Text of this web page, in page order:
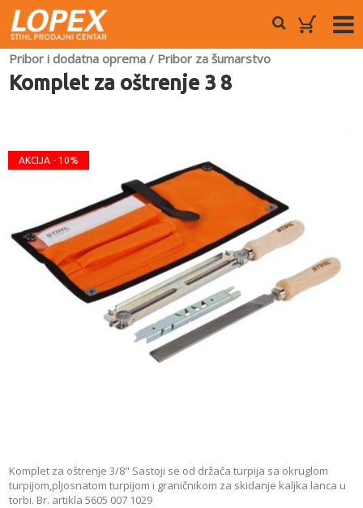
Pribor i dodatna oprema / Pribor za šumarstvo
Komplet za oštrenje 3 8
AKCIJA - 10%
Komplet za oštrenje 3/8" Sastoji se od držača turpija sa okruglom
turpijom,pljosnatom turpijom i graničnikom za skidanje kaljka lanca u
torbi. Br. artikla 5605 007 1029